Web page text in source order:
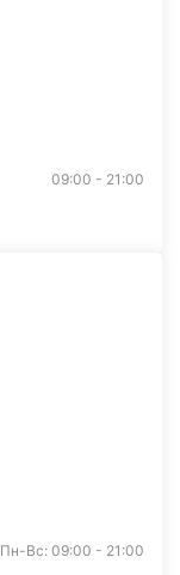
09:00 - 21:00
Пн-Вс: 09:00 - 21:00